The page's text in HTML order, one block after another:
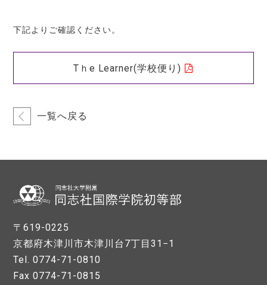
下記よりご確認ください。
Tｈe Learner(学校便り)
一覧へ戻る
〒619-0225
京都府木津川市木津川台7丁目31−1
Tel. 0774-71-0810
Fax 0774-71-0815